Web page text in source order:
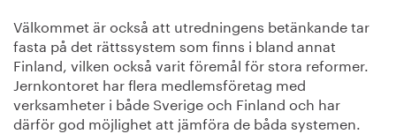
Välkommet är också att utredningens betänkande tar
fasta på det rättssystem som finns i bland annat
Finland, vilken också varit föremål för stora reformer.
Jernkontoret har flera medlemsföretag med
verksamheter i både Sverige och Finland och har
därför god möjlighet att jämföra de båda systemen.